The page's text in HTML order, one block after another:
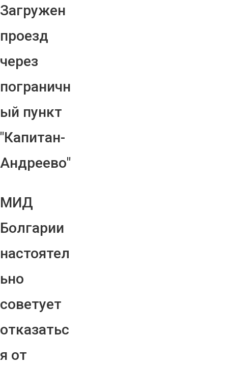
Загружен
проезд
через
пограничн
ый пункт
"Капитан-
Андреево"
МИД
Болгарии
настоятел
ьно
советует
отказатьс
я от